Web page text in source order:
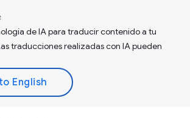
de IA para traducir contenido a tu
traducciones realizadas con IA pueden